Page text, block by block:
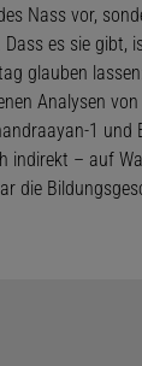
Nass vor,
es sie gibt,
glauben
Analysen
1 und
indirekt – auf
die